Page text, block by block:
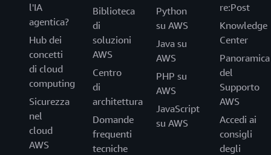
l'IA
agentica?
Hub dei
concetti
di cloud
computing
Sicurezza
nel
cloud
AWS
Biblioteca
di
soluzioni
AWS
Centro
di
architettura
Domande
frequenti
tecniche
Python
su AWS
Java su
AWS
PHP su
AWS
JavaScript
su AWS
re:Post
Knowledge
Center
Panoramica
del
Supporto
AWS
Accedi ai
consigli
degli